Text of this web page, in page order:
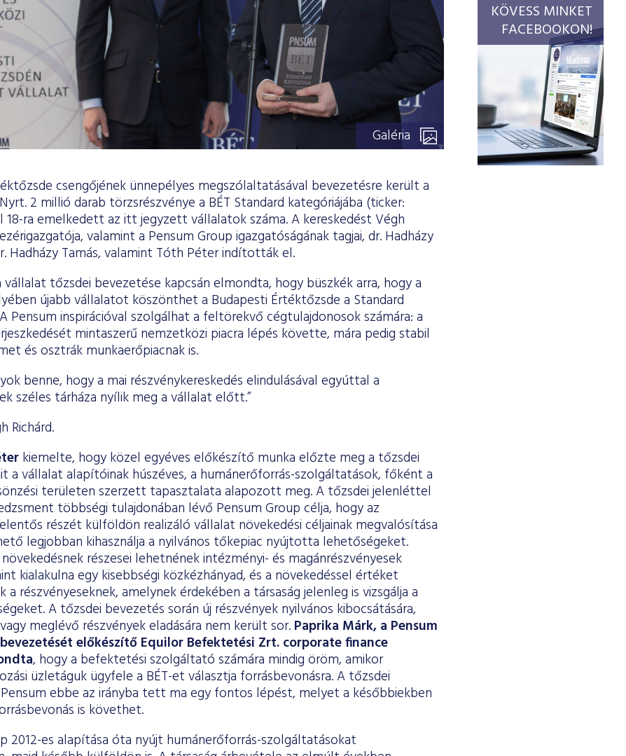
Galéria
csengőjének ünnepélyes megszólaltatásával bevezetésre került a
2 millió darab törzsrészvénye a BÉT Standard kategóriájába (ticker:
18-ra emelkedett az itt jegyzett vállalatok száma. A kereskedést Végh
valamint a Pensum Group igazgatóságának tagjai, dr. Hadházy
Hadházy Tamás, valamint Tóth Péter indították el.
vállalat tőzsdei bevezetése kapcsán elmondta, hogy büszkék arra, hogy a
újabb vállalatot köszönthet a Budapesti Értéktőzsde a Standard
Pensum inspirációval szolgálhat a feltörekvő cégtulajdonosok számára: a
mintaszerű nemzetközi piacra lépés követte, mára pedig stabil
és osztrák munkaerőpiacnak is.
benne, hogy a mai részvénykereskedés elindulásával egyúttal a
széles tárháza nyílik meg a vállalat előtt.”
Richárd.
kiemelte, hogy közel egyéves előkészítő munka előzte meg a tőzsdei
a vállalat alapítóinak húszéves, a humánerőforrás-szolgáltatások, főként a
területen szerzett tapasztalata alapozott meg. A tőzsdei jelenléttel
többségi tulajdonában lévő Pensum Group célja, hogy az
részét külföldön realizáló vállalat növekedési céljainak megvalósítása
legjobban kihasználja a nyilvános tőkepiac nyújtotta lehetőségeket.
részesei lehetnének intézményi- és magánrészvényesek
kialakulna egy kisebbségi közkézhányad, és a növekedéssel értéket
részvényeseknek, amelynek érdekében a társaság jelenleg is vizsgálja a
A tőzsdei bevezetés során új részvények nyilvános kibocsátására,
meglévő részvények eladására nem került sor. Paprika Márk, a Pensum
előkészítő Equilor Befektetési Zrt. corporate finance
, hogy a befektetési szolgáltató számára mindig öröm, amikor
üzletáguk ügyfele a BÉT-et választja forrásbevonásra. A tőzsdei
ebbe az irányba tett ma egy fontos lépést, melyet a későbbiekben
is követhet.
2012-es alapítása óta nyújt humánerőforrás-szolgáltatásokat
KÖVESS MINKET
FACEBOOKON!